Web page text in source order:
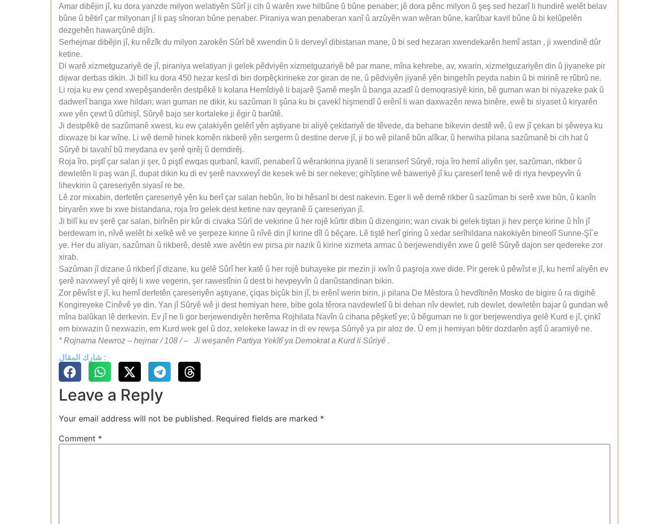
Amar dibêjin jî, ku dora yanzde milyon welatiyên Sûrî ji cih û warên xwe hilbûne û bûne penaber; jê dora pênc milyon û şeş sed hezarî li hundirê welêt belav
bûne û bêtirî çar milyonan jî li paş sînoran bûne penaber. Piraniya wan penaberan xanî û arzûyên wan wêran bûne, karûbar kavil bûne û bi kelûpelên
dezgehên hawarçûnê dijîn.
Serhejmar dibêjin jî, ku nêzîk du milyon zarokên Sûrî bê xwendin û li derveyî dibistanan mane, û bi sed hezaran xwendekarên hemî astan , ji xwendinê dûr
ketine.
Di warê xizmetguzariyê de jî, piraniya welatiyan ji gelek pêdviyên xizmetguzariyê bê par mane, mîna kehrebe, av, xwarin, xizmetguzariyên din û jiyaneke pir
dijwar derbas dikin. Ji bilî ku dora 450 hezar kesî di bin dorpêçkirineke zor giran de ne, û pêdviyên jiyanê yên bingehîn peyda nabin û bi mirinê re rûbrû ne.
Li roja ku ew çend xwepêşanderên destpêkê li kolana Hemîdiyê li bajarê Şamê meşîn û banga azadî û demoqrasiyê kirin, bê guman wan bi niyazeke pak û
dadwerî banga xwe hildan; wan guman ne dikir, ku sazûman li şûna ku bi çavekî hişmendî û erênî li wan daxwazên rewa binêre, ewê bi siyaset û kiryarên
xwe yên çewt û dûrhişî, Sûryê bajo ser kortaleke ji êgir û barûtê.
Ji destpêkê de sazûmanê xwest, ku ew çalakiyên gelêrî yên aştiyane bi aliyê çekdariyê de têvede, da behane bikevin destê wê, û ew jî çekan bi şêweya ku
dixwaze bi kar wîne. Li wê demê hinek komên rikberê yên sergerm û destine derve jî, ji bo wê pilanê bûn alîkar, û herwiha pilana sazûmanê bi cih hat û
Sûryê bi tavahî bû meydana ev şerê qirêj û demdirêj.
Roja îro, piştî çar salan ji şer, û piştî ewqas qurbanî, kavilî, penaberî û wêrankirina jiyanê li seranserî Sûryê, roja îro hemî aliyên şer, sazûman, rikber û
dewletên li paş wan jî, dupat dikin ku di ev şerê navxweyî de kesek wê bi ser nekeve; gihîştine wê baweriyê jî ku çareserî tenê wê di riya hevpeyvîn û
lihevkirin û çareseriyên siyasî re be.
Lê zor mixabin, derfetên çareseriyê yên ku berî çar salan hebûn, îro bi hêsanî bi dest nakevin. Eger li wê demê rikber û sazûman bi serê xwe bûn, û kanîn
biryarên xwe bi xwe bistandana, roja îro gelek dest ketine nav qeyranê û çareseriyan jî.
Ji bilî ku ev şerê çar salan, birînên pir kûr di civaka Sûrî de vekirine û her rojê kûrtir dibin û dizengirin; wan civak bi gelek tiştan ji hev perçe kirine û hîn jî
berdewam in, nîvê welêt bi xelkê wê ve şerpeze kirine û nîvê din jî kirine dîl û bêçare. Lê tiştê herî giring û xedar serîhildana nakokiyên bineolî Sunne-Şî`e
ye. Her du aliyan, sazûman û rikberê, destê xwe avêtin ew pirsa pir nazik û kirine xizmeta armac û berjewendiyên xwe û gelê Sûryê dajon ser qedereke zor
xirab.
Sazûman jî dizane û rikberî jî dizane, ku gelê Sûrî her katê û her rojê buhayeke pir mezin ji xwîn û paşroja xwe dide. Pir gerek û pêwîst e jî, ku hemî aliyên ev
şerê navxweyî yê qirêj li xwe vegerin, şer rawestînin û dest bi hevpeyvîn û danûstandinan bikin.
Zor pêwîst e jî, ku hemî derfetên çareseriyên aştiyane, çiqas biçûk bin jî, bi erênî werin birin, ji pilana De Mêstora û hevdîtinên Mosko de bigire û ra digihê
Kongireyeke Cinêvê ye din. Yan jî Sûryê wê ji dest hemiyan here, bibe gola têrora navdewletî û bi dehan nîv dewlet, rub dewlet, dewletên bajar û gundan wê
mîna balûkan lê derkevin. Ev jî ne li gor berjewendiyên herêma Rojhilata Navîn û cihana pêşketî ye; û bêguman ne li gor berjewendiya gelê Kurd e jî, çinkî
em bixwazin û nexwazin, em Kurd wek gel û doz, xelekeke lawaz in di ev rewşa Sûriyê ya pir aloz de. Û em ji hemiyan bêtir dozdarên aştî û aramiyê ne.
* Rojnama Newroz – hejmar / 108 / – Ji weşanên Partiya Yekîtî ya Demokrat a Kurd li Sûriyê .
شارك المقال :
Leave a Reply
Your email address will not be published. Required fields are marked *
Comment *